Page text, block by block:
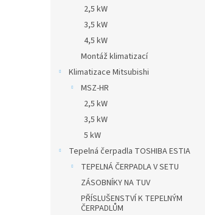
2,5 kW
3,5 kW
4,5 kW
Montáž klimatizací
Klimatizace Mitsubishi
MSZ-HR
2,5 kW
3,5 kW
5 kW
Tepelná čerpadla TOSHIBA ESTIA
TEPELNÁ ČERPADLA V SETU
ZÁSOBNÍKY NA TUV
PŘÍSLUŠENSTVÍ K TEPELNÝM
ČERPADLŮM